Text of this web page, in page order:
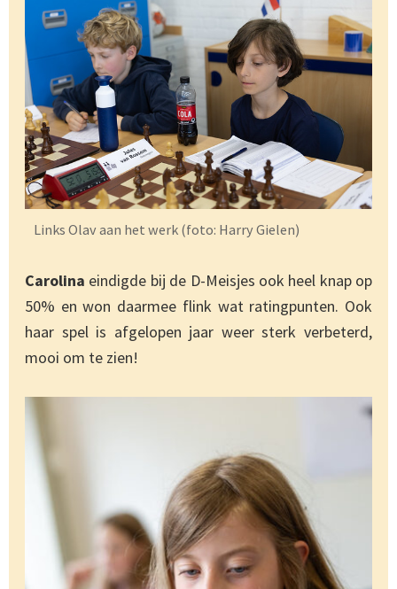
Links Olav aan het werk (foto: Harry Gielen)
Carolina eindigde bij de D-Meisjes ook heel knap op
50% en won daarmee flink wat ratingpunten. Ook
haar spel is afgelopen jaar weer sterk verbeterd,
mooi om te zien!